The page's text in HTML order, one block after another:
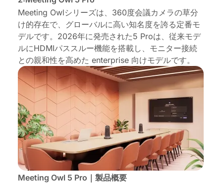
Meeting Owlシリーズは、360度会議カメラの草分
け的存在で、グローバルに高い知名度を誇る定番モ
デルです。2026年に発売された5 Proは、従来モデ
ルにHDMIパススルー機能を搭載し、モニター接続
との親和性を高めた enterprise 向けモデルです。
Meeting Owl 5 Pro｜製品概要